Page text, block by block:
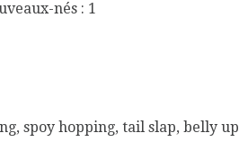
nés : 1
spoy hopping, tail slap, belly up